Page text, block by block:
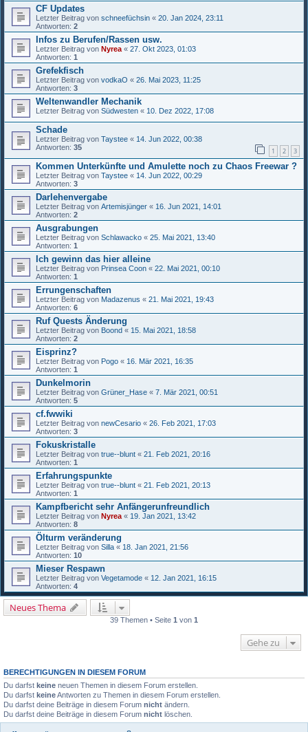
CF Updates
Letzter Beitrag von schneefüchsin « 20. Jan 2024, 23:11
Antworten: 2
Infos zu Berufen/Rassen usw.
Letzter Beitrag von Nyrea « 27. Okt 2023, 01:03
Antworten: 1
Grefekfisch
Letzter Beitrag von vodkaO « 26. Mai 2023, 11:25
Antworten: 3
Weltenwandler Mechanik
Letzter Beitrag von Südwesten « 10. Dez 2022, 17:08
Schade
Letzter Beitrag von Taystee « 14. Jun 2022, 00:38
Antworten: 35 1 2 3
Kommen Unterkünfte und Amulette noch zu Chaos Freewar ?
Letzter Beitrag von Taystee « 14. Jun 2022, 00:29
Antworten: 3
Darlehenvergabe
Letzter Beitrag von Artemisjünger « 16. Jun 2021, 14:01
Antworten: 2
Ausgrabungen
Letzter Beitrag von Schlawacko « 25. Mai 2021, 13:40
Antworten: 1
Ich gewinn das hier alleine
Letzter Beitrag von Prinsea Coon « 22. Mai 2021, 00:10
Antworten: 1
Errungenschaften
Letzter Beitrag von Madazenus « 21. Mai 2021, 19:43
Antworten: 6
Ruf Quests Änderung
Letzter Beitrag von Boond « 15. Mai 2021, 18:58
Antworten: 2
Eisprinz?
Letzter Beitrag von Pogo « 16. Mär 2021, 16:35
Antworten: 1
Dunkelmorin
Letzter Beitrag von Grüner_Hase « 7. Mär 2021, 00:51
Antworten: 5
cf.fwwiki
Letzter Beitrag von newCesario « 26. Feb 2021, 17:03
Antworten: 3
Fokuskristalle
Letzter Beitrag von true--blunt « 21. Feb 2021, 20:16
Antworten: 1
Erfahrungspunkte
Letzter Beitrag von true--blunt « 21. Feb 2021, 20:13
Antworten: 1
Kampfbericht sehr Anfängerunfreundlich
Letzter Beitrag von Nyrea « 19. Jan 2021, 13:42
Antworten: 8
Ölturm veränderung
Letzter Beitrag von Silla « 18. Jan 2021, 21:56
Antworten: 10
Mieser Respawn
Letzter Beitrag von Vegetamode « 12. Jan 2021, 16:15
Antworten: 4
Neues Thema
39 Themen • Seite 1 von 1
Gehe zu
BERECHTIGUNGEN IN DIESEM FORUM
Du darfst keine neuen Themen in diesem Forum erstellen.
Du darfst keineAntworten zu Themen in diesem Forum erstellen.
Du darfst deine Beiträge in diesem Forum nicht ändern.
Du darfst deine Beiträge in diesem Forum nicht löschen.